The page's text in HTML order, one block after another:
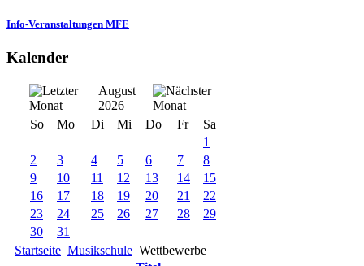
Info-Veranstaltungen MFE
Kalender
August
2026
So
Mo Di Mi Do Fr
Sa
1
2
3 4 5 6 7
8
9
10 11 12 13 14
15
16
17 18 19 20 21
22
23
24 25 26 27 28
29
30
31
Startseite Musikschule Wettbewerbe